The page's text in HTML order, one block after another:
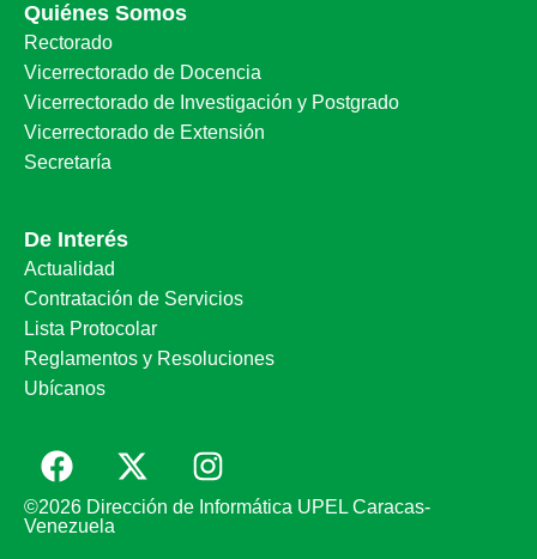
Quiénes Somos
Rectorado
Vicerrectorado de Docencia
Vicerrectorado de Investigación y Postgrado
Vicerrectorado de Extensión
Secretaría
De Interés
Actualidad
Contratación de Servicios
Lista Protocolar
Reglamentos y Resoluciones
Ubícanos
©2026 Dirección de Informática UPEL Caracas-
Venezuela